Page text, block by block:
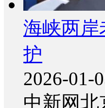
海峡两岸
护
2026-01-
中新网北